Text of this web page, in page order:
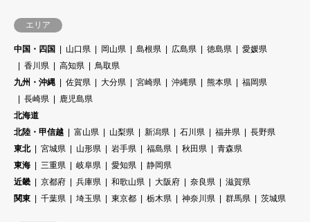
エリア
中国・四国 山口県 岡山県 島根県 広島県 徳島県
愛媛県
香川県
高知県
鳥取県
九州・沖縄
佐賀県 大分県 宮崎県 沖縄県 熊本県
福岡県
長崎県
鹿児島県
北海道
北陸・甲信越
富山県 山梨県 新潟県 石川県 福井県
長野県
東北
宮城県 山形県 岩手県 福島県 秋田県
青森県
東海
三重県 岐阜県 愛知県
静岡県
近畿
京都府 兵庫県 和歌山県 大阪府 奈良県
滋賀県
関東
千葉県 埼玉県 東京都 栃木県 神奈川県 群馬県 茨城県